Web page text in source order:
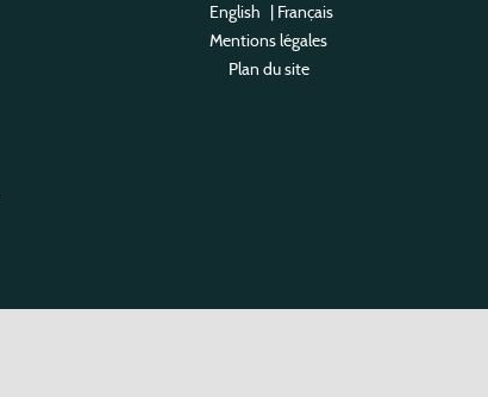
English | Français
Mentions légales
Plan du site